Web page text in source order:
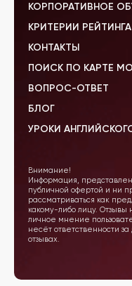
КОРПОРАТИВНОЕ
КРИТЕРИИ РЕЙТИНГА
КОНТАКТЫ
ПОИСК ПО КАРТЕ
ВОПРОС-ОТВЕТ
БЛОГ
УРОКИ
Внимание!
Информация,
публичной офертой и ни
рассматриваться как
какому-либо лицу.
личное мнение
несёт ответственности
отзывах.